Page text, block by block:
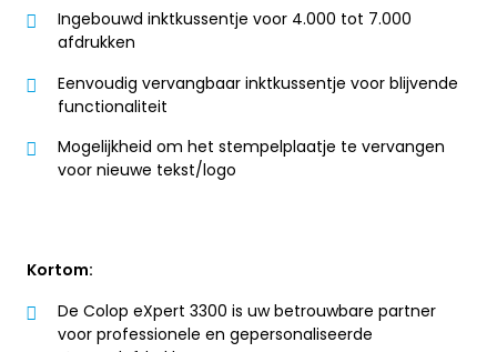
Ingebouwd inktkussentje voor 4.000 tot 7.000
afdrukken
Eenvoudig vervangbaar inktkussentje voor blijvende
functionaliteit
Mogelijkheid om het stempelplaatje te vervangen
voor nieuwe tekst/logo
Kortom:
De Colop eXpert 3300 is uw betrouwbare partner
voor professionele en gepersonaliseerde